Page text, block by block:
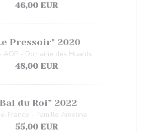
46,00 EUR
Pressoir" 2020
AOP - Domaine des Huards
48,00 EUR
du Roi” 2022
France - Famille Ameline
55,00 EUR